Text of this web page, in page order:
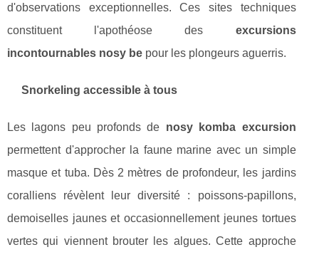
d'observations exceptionnelles. Ces sites techniques
constituent l'apothéose des excursions
incontournables nosy be pour les plongeurs aguerris.
Snorkeling accessible à tous
Les lagons peu profonds de nosy komba excursion
permettent d'approcher la faune marine avec un simple
masque et tuba. Dès 2 mètres de profondeur, les jardins
coralliens révèlent leur diversité : poissons-papillons,
demoiselles jaunes et occasionnellement jeunes tortues
vertes qui viennent brouter les algues. Cette approche